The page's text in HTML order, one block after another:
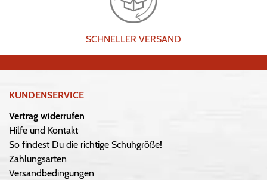
SCHNELLER VERSAND
KUNDENSERVICE
Vertrag widerrufen
Hilfe und Kontakt
So findest Du die richtige Schuhgröße!
Zahlungsarten
Versandbedingungen